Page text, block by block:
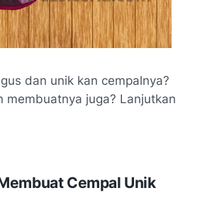
dan unik kan cempalnya?
membuatnya juga? Lanjutkan
Cempal Unik